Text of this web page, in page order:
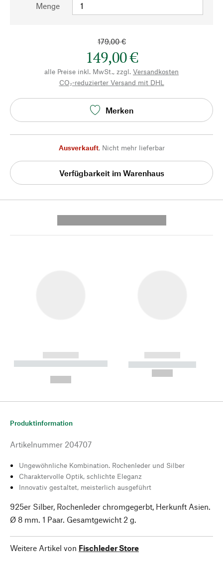
Menge
179,00 €
149,00 €
alle Preise inkl. MwSt., zzgl. Versandkosten
CO₂-reduzierter Versand mit DHL
Merken
Ausverkauft, Nicht mehr lieferbar
Verfügbarkeit im Warenhaus
------------
----------- ----------- --------
------------
----------- -----------
Produktinformation
Artikelnummer 204707
Ungewöhnliche Kombination. Rochenleder und Silber
Charaktervolle Optik, schlichte Eleganz
Innovativ gestaltet, meisterlich ausgeführt
925er Silber, Rochenleder chromgegerbt, Herkunft Asien.
Ø 8 mm. 1 Paar. Gesamtgewicht 2 g.
Weitere Artikel von Fischleder Store